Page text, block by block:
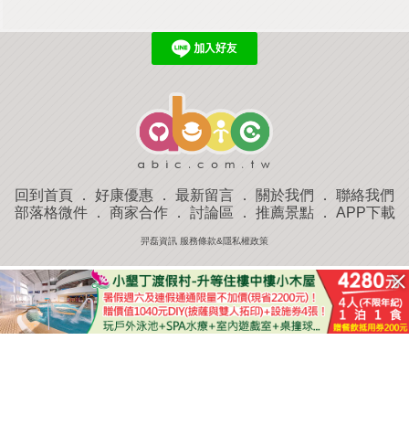
回到首頁 ． 好康優惠 ． 最新留言 ． 關於我們 ． 聯絡我們
部落格微件． 商家合作． 討論區 ． 推薦景點． APP下載
羿磊資訊 服務條款&隱私權政策